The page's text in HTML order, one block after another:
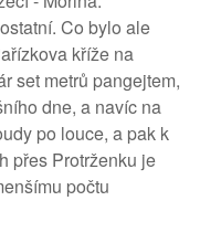
Co bylo ale
kříže na
set metrů pangejtem,
dne, a navíc na
po louce, a pak k
přes Protrženku je
počtu